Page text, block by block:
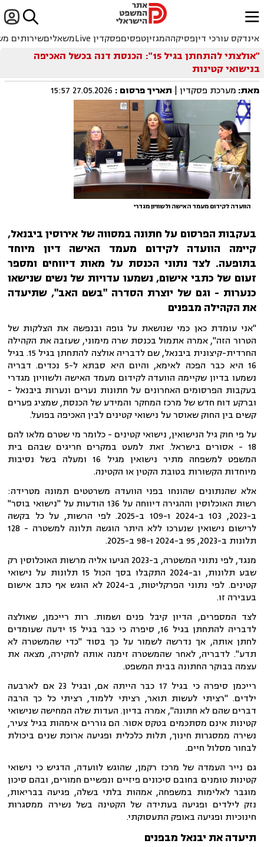

ﱐ
אינדקס עורכי דיןפסיקההמגזיןטפסיםפסקדין Live משאליםשירותים
"אולצתי להתחתן בגיל 15": הכנסת דנה בכשל האכיפה
בנישואי קטינות
מאת: מערכת פסקדין | תאריך פרסום :
27.05.2026 15:57
הוועדה לקידום מעמד האישה ולשוויון מגדרי
בעקבות הפרסום על חתונה במסווה של אירוסין ביבנאל,
קיימה הוועדה לקידום מעמד האישה דיון מיוחד
בתופעה. לצד נתוני הכנסת על מאות דיווחים ומספר
זעום של כתבי אישום, נשמעו עדויות של נשים שנישאו
כנערות - וגם של יוצרת הסדרה "בשם האב", שתיעדה
את הקהילה מבפנים
"אני עומדת כאן כמי שנושאת על גופה ובנפשה את הצלקות של
הטרור הזה", אמרה אתמול בכנסת שרה מימוני, שעזבה את הקהילה
החרדית-קיצונית ביבנאל, שם לדבריה אולצה להתחתן בגיל 15. בגיל
16 היא כבר הפכה לאימא, והיום היא סבתא ל-5 נכדים. דבריה
נשמעו בדיון שקיימה הוועדה לקידום מעמד האישה ולשוויון מגדרי
בעקבות הפרסומים האחרונים על חתונות נערים ונערות ביבנאל -
וברקע דוח חדש של מרכז המחקר והמידע של הכנסת, שמציג פערים
קשים בין החוק שאוסר על נישואי קטינים לבין האכיפה בפועל.
על פי חוק גיל הנישואין, נישואי קטינים - כלומר מי שטרם מלאו להם
18 - אסורים בישראל. זאת למעט במקרים חריגים שבהם בית
המשפט למשפחה מתיר נישואין מגיל 16 ומעלה בשל נסיבות
מיוחדות הקשורות בטובת הקטין או הקטינה.
אלא שהנתונים שהונחו בפני הוועדה משרטטים תמונה מטרידה:
רשות האוכלוסין וההגירה דיווחה על 136 הודעות על "נישואי בוסר"
ב-2023, 103 ב-2024 ו-109 ב-2025. לפי הרשות, על כל בקשה
לרישום נישואין שנערכו ללא היתר הוגשה תלונה למשטרה - 128
תלונות ב-2023, 95 ב-2024 ו-98 ב-2025.
מנגד, לפי נתוני המשטרה, ב-2023 הגיעו אליה מרשות האוכלוסין רק
שבע תלונות, וב-2024 התקבלו בסך הכול 15 תלונות על נישואי
קטינים. לפי נתוני הפרקליטות, ב-2024 לא הוגש אף כתב אישום
בעבירה זו.
לצד המספרים, הדיון קיבל פנים ושמות. רות רייכמן, שאולצה
לדבריה להתחתן בגיל 16, סיפרה כי כבר בגיל 15 ידעה שעומדים
לחתן אותה, אך נדרשה לשמור על כך בסוד "כדי שהמשטרה לא
תדע". לדבריה, לאחר שהמשטרה זימנה אותה לחקירה, מצאה את
עצמה בבוקר החתונה בבית המשפט.
רייכמן סיפרה כי בגיל 17 כבר הייתה אם, ובגיל 23 אם לארבעה
ילדים. "רציתי לעשות תואר, רציתי ללמוד, רציתי כל כך הרבה
דברים שהם לא חתונה", אמרה בדיון. העדות שלה המחישה שנישואי
קטינות אינם מסתכמים בטקס אסור. הם גוררים אימהות בגיל צעיר,
נשירה ממסגרות חינוך, תלות כלכלית ופגיעה ארוכת שנים ביכולת
לבחור מסלול חיים.
גם נייר העמדה של מרכז רקמן, שהוגש לוועדה, הדגיש כי נישואי
קטינות טומנים בחובם סיכונים פיזיים ונפשיים חמורים, ובהם סיכון
מוגבר לאלימות במשפחה, אמהות בלתי בשלה, פגיעה בבריאות,
נזק לילדים ופגיעה בעתידה של הקטינה בשל נשירה ממסגרות
חינוכיות ופגיעה באופק התעסוקתי.
תיעדה את יבנאל מבפנים